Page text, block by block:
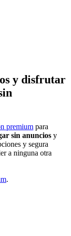
y disfrutar
premium para
sin anuncios y
y segura
a ninguna otra
.